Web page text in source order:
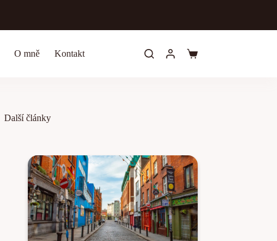
O mně Kontakt
Shopping
Další články